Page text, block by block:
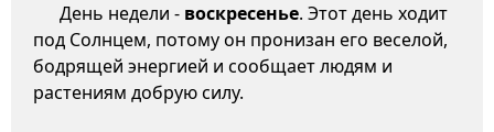
День недели - воскресенье. Этот день ходит
под Солнцем, потому он пронизан его веселой,
бодрящей энергией и сообщает людям и
растениям добрую силу.